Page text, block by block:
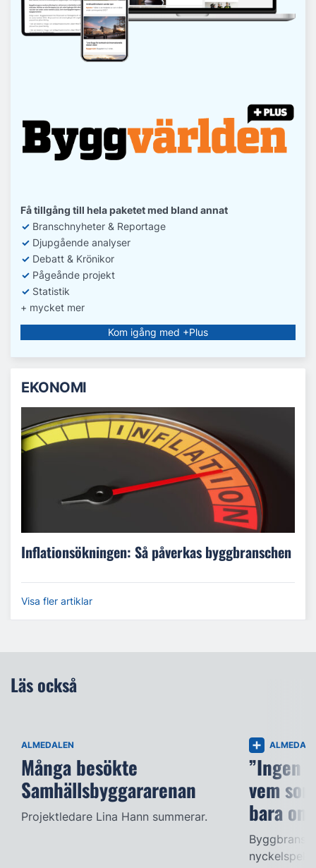
Få tillgång till hela paketet med bland annat
✓ Branschnyheter & Reportage
✓ Djupgående analyser
✓ Debatt & Krönikor
✓ Pågeånde projekt
✓ Statistik
+ mycket mer
Kom igång med +Plus
EKONOMI
Inflationsökningen: Så påverkas byggbranschen
Visa fler artiklar
Läs också
ALMEDALEN
Många besökte
Samhällsbyggararenan
Projektledare Lina Hann summerar.
”Ingen
vem
bara